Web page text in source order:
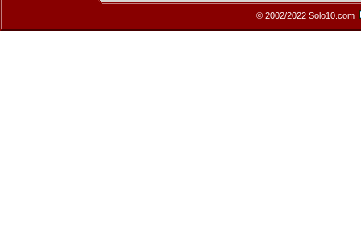
© 2002/2022 Solo10.com